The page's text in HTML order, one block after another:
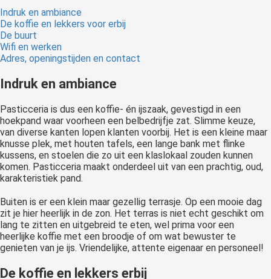
Indruk en ambiance
De koffie en lekkers voor erbij
De buurt
Wifi en werken
Adres, openingstijden en contact
Indruk en ambiance
Pasticceria is dus een koffie- én ijszaak, gevestigd in een
hoekpand waar voorheen een belbedrijfje zat. Slimme keuze,
van diverse kanten lopen klanten voorbij. Het is een kleine maar
knusse plek, met houten tafels, een lange bank met flinke
kussens, en stoelen die zo uit een klaslokaal zouden kunnen
komen. Pasticceria maakt onderdeel uit van een prachtig, oud,
karakteristiek pand.
Buiten is er een klein maar gezellig terrasje. Op een mooie dag
zit je hier heerlijk in de zon. Het terras is niet echt geschikt om
lang te zitten en uitgebreid te eten, wel prima voor een
heerlijke koffie met een broodje of om wat bewuster te
genieten van je ijs. Vriendelijke, attente eigenaar en personeel!
De koffie en lekkers erbij